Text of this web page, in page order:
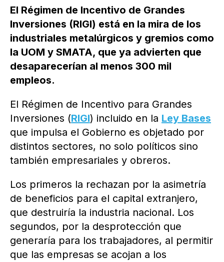
El Régimen de Incentivo de Grandes
Inversiones (RIGI) está en la mira de los
industriales metalúrgicos y gremios como
la UOM y SMATA, que ya advierten que
desaparecerían al menos 300 mil
empleos.
El Régimen de Incentivo para Grandes
Inversiones (RIGI) incluido en la Ley Bases
que impulsa el Gobierno es objetado por
distintos sectores, no solo políticos sino
también empresariales y obreros.
Los primeros la rechazan por la asimetría
de beneficios para el capital extranjero,
que destruiría la industria nacional. Los
segundos, por la desprotección que
generaría para los trabajadores, al permitir
que las empresas se acojan a los